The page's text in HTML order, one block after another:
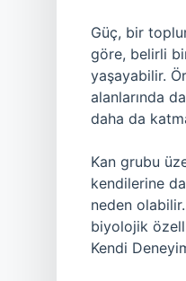
Güç, bir
göre, belirli
yaşayabilir.
alanlarında
daha da
Kan grubu
kendilerine
neden
biyolojik
Kendi